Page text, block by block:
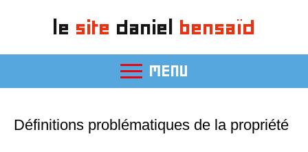
le site daniel bensaïd
MENU
Définitions problématiques de la propriété